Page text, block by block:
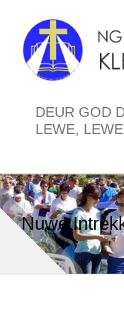
DEUR GOD
LEWE,
Nuwe